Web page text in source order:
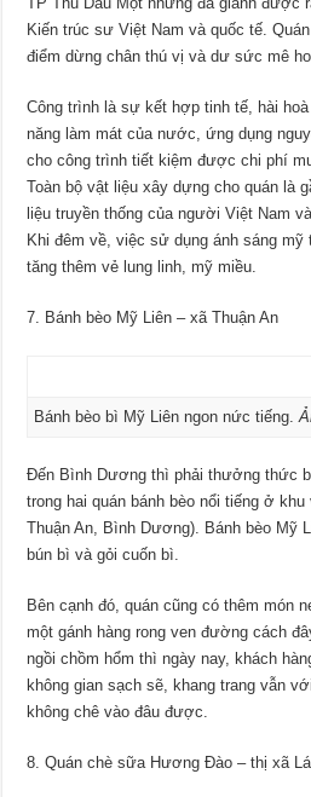
Kiến trúc sư Việt Nam và quốc tế.
điểm dừng chân thú vị và dư sức mê
Công trình là sự kết hợp tinh tế, hài
năng làm mát của nước, ứng dụng
cho công trình tiết kiệm được chi phí
Toàn bộ vật liệu xây dựng cho quán là
liệu truyền thống của người Việt Nam
Khi đêm về, việc sử dụng ánh sáng mỹ
tăng thêm vẻ lung linh, mỹ miều.
7. Bánh bèo Mỹ Liên – xã Thuận An
Bánh bèo bì Mỹ Liên ngon nức tiếng.
Đến Bình Dương thì phải thưởng thức
trong hai quán bánh bèo nổi tiếng ở
Thuận An, Bình Dương). Bánh bèo Mỹ
bún bì và gỏi cuốn bì.
Bên cạnh đó, quán cũng có thêm món
một gánh hàng rong ven đường cách
ngồi chồm hổm thì ngày nay, khách
không gian sạch sẽ, khang trang vẫn
không chê vào đâu được.
8. Quán chè sữa Hương Đào – thị xã